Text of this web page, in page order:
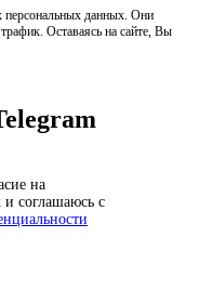
персональных данных. Они
Оставаясь на сайте, Вы
на
и соглашаюсь с